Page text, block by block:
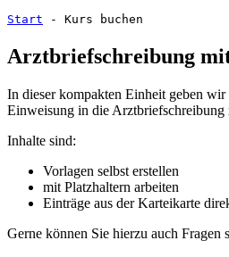
Start - Kurs buchen
Arztbriefschreibung
In dieser kompakten Einheit geben wir
Einweisung in die Arztbriefschreibung
Inhalte sind:
Vorlagen selbst erstellen
mit Platzhaltern arbeiten
Einträge aus der Karteikarte
Gerne können Sie hierzu auch Fragen